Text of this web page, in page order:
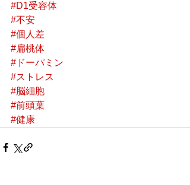
#D1受容体
#不安
#個人差
#扁桃体
#ドーパミン
#ストレス
#脳細胞
#前頭葉
#健康